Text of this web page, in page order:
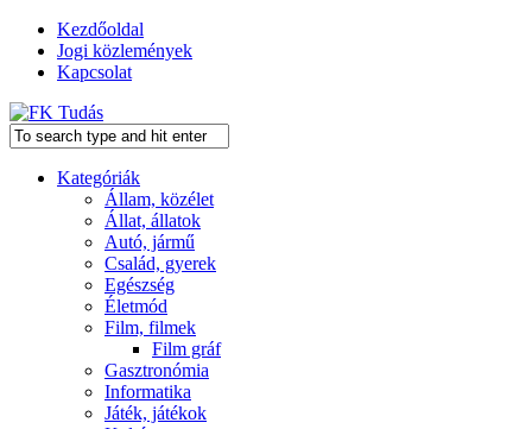
Kezdőoldal
Jogi közlemények
Kapcsolat
Kategóriák
Állam, közélet
Állat, állatok
Autó, jármű
Család, gyerek
Egészség
Életmód
Film, filmek
Film gráf
Gasztronómia
Informatika
Játék, játékok